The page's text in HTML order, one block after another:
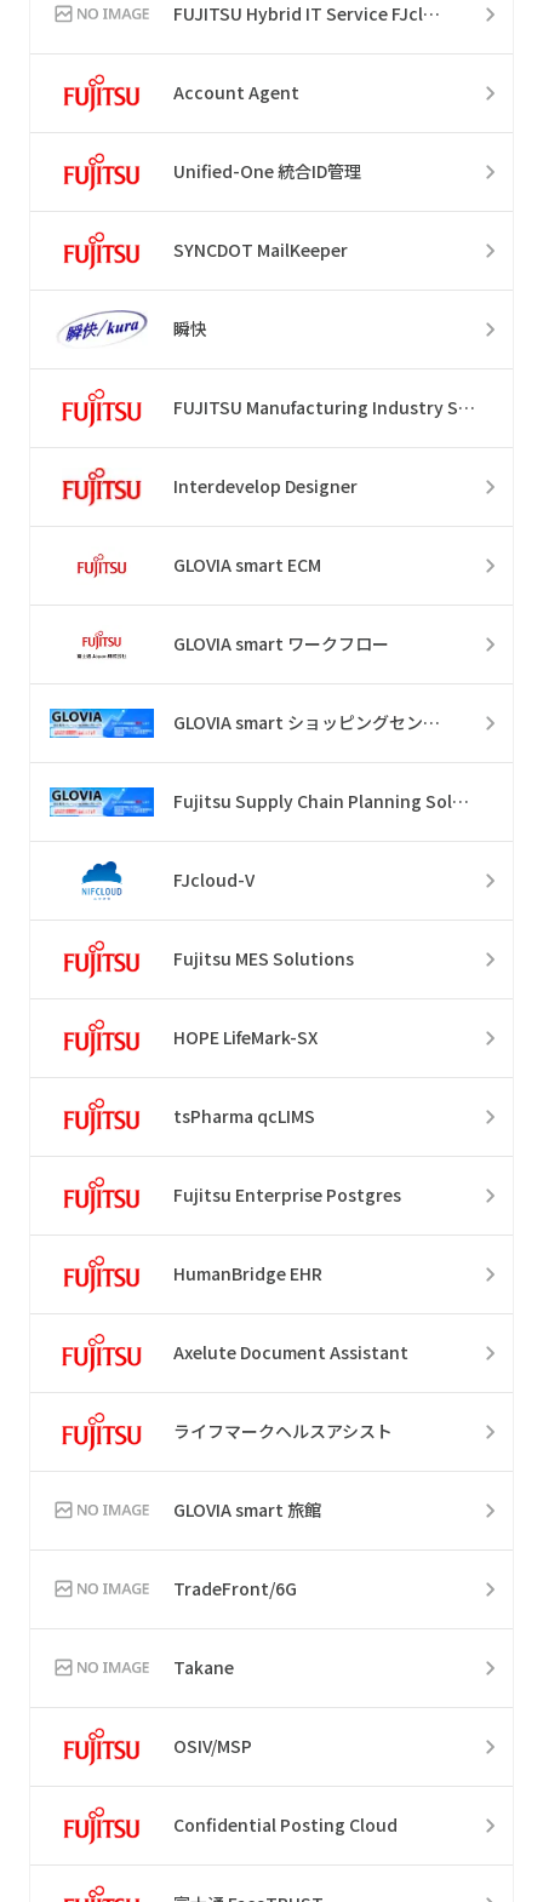
FUJITSU Hybrid IT Service FJcloud
Account Agent
Unified-One 統合ID管理
SYNCDOT MailKeeper
瞬快
FUJITSU Manufacturing Industry Solution COLMINA iCAD SX
Interdevelop Designer
GLOVIA smart ECM
GLOVIA smart ワークフロー
GLOVIA smart ショッピングセンター
Fujitsu Supply Chain Planning Solutions
FJcloud-V
Fujitsu MES Solutions
HOPE LifeMark-SX
tsPharma qcLIMS
Fujitsu Enterprise Postgres
HumanBridge EHR
Axelute Document Assistant
ライフマークヘルスアシスト
GLOVIA smart 旅館
TradeFront/6G
Takane
OSIV/MSP
Confidential Posting Cloud